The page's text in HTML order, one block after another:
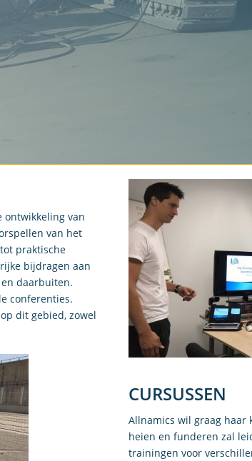
ontwikkeling van
van het
praktische
bijdragen aan
en daarbuiten.
conferenties.
dit gebied, zowel
CURSUSSEN
Allnamics wil graag haar
heien en funderen zal
trainingen voor